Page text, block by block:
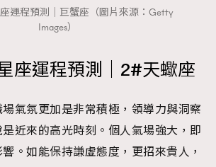
運程預測｜巨蟹座（圖片來源：Getty
Images）
座運程預測｜2#天蠍座
氣氛更加是非常積極，領導力與洞察
近來的高光時刻。個人氣場強大，即
。如能保持謙虛態度，更招來貴人，